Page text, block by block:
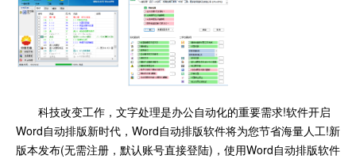
科技改变工作，文字处理是办公自动化的重要需求!软件开启
Word自动排版新时代，Word自动排版软件将为您节省海量人工!新
版本发布(无需注册，默认账号直接登陆)，使用Word自动排版软件